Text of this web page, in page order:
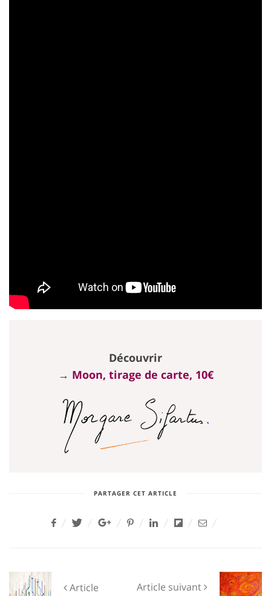
Découvrir
→ Moon, tirage de carte, 10€
PARTAGER CET ARTICLE
Article
Article suivant